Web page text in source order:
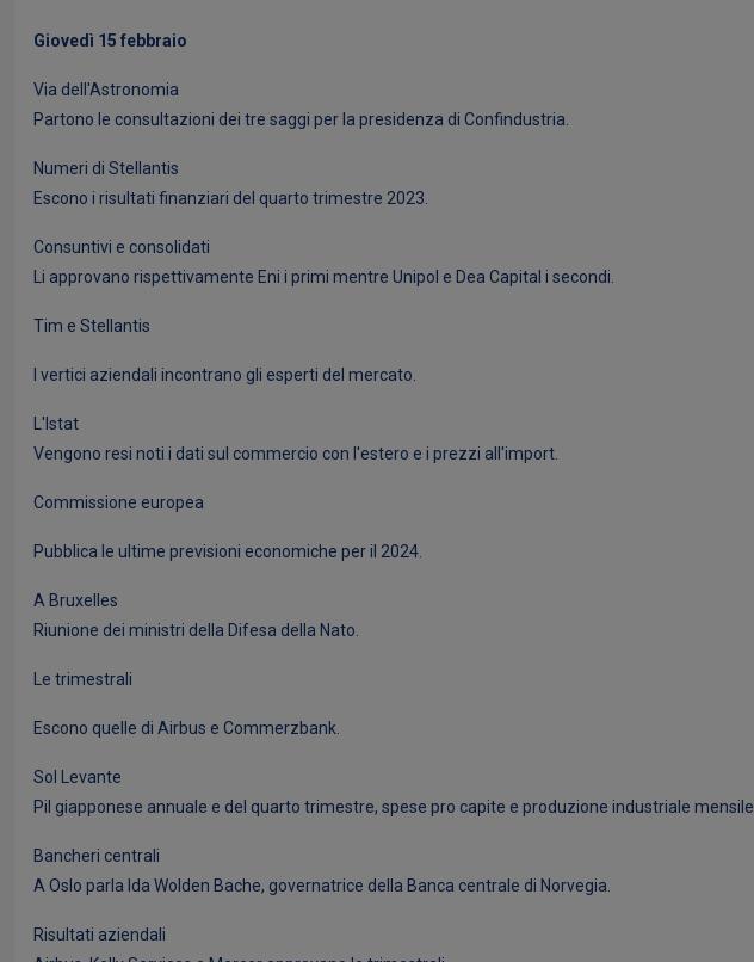
Giovedì 15 febbraio
Via dell'Astronomia
Partono le consultazioni dei tre saggi per la presidenza di Confindustria.
Numeri di Stellantis
Escono i risultati finanziari del quarto trimestre 2023.
Consuntivi e consolidati
Li approvano rispettivamente Eni i primi mentre Unipol e Dea Capital i secondi.
Tim e Stellantis
I vertici aziendali incontrano gli esperti del mercato.
L'Istat
Vengono resi noti i dati sul commercio con l'estero e i prezzi all'import.
Commissione europea
Pubblica le ultime previsioni economiche per il 2024.
A Bruxelles
Riunione dei ministri della Difesa della Nato.
Le trimestrali
Escono quelle di Airbus e Commerzbank.
Sol Levante
Pil giapponese annuale e del quarto trimestre, spese pro capite e produzione industriale mensile.
Bancheri centrali
A Oslo parla Ida Wolden Bache, governatrice della Banca centrale di Norvegia.
Risultati aziendali